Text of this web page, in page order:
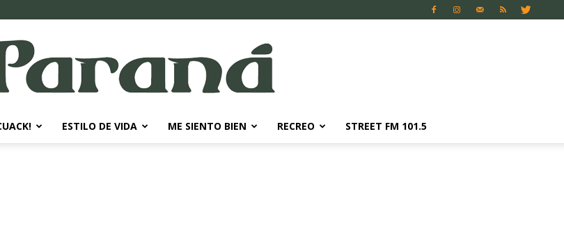
ESTILO DE VIDA ME SIENTO BIEN RECREO STREET FM 101.5